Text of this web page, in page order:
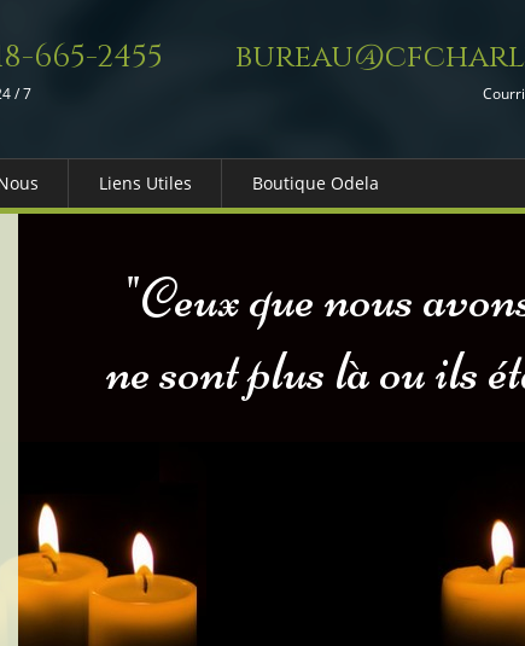
665-2455
/ 7
Liens Utiles
Services Gouv. et Autres
Boutique Odela
"Ceux que nous
ne sont plus là ou ils